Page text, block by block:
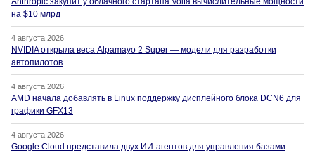
на $10 млрд
4 августа 2026
NVIDIA открыла веса Alpamayo 2 Super — модели для разработки
автопилотов
4 августа 2026
AMD начала добавлять в Linux поддержку дисплейного блока DCN6 для
графики GFX13
4 августа 2026
Google Cloud представила двух ИИ-агентов для управления базами